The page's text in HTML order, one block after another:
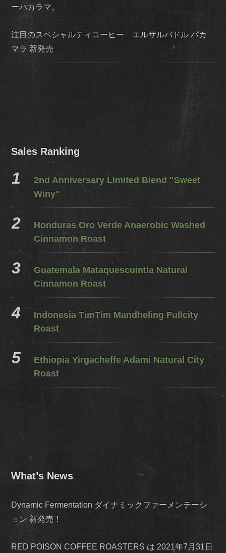
ーパカラマ。
注目のスペシャルティコーヒー エルサルバドル パカ
マラ 新発売
Sales Ranking
2nd Anniversary Limited Blend "Sweet
Winy"
Honduras Oro Verde Anaerobic Washed
Cinnamon Roast
Guatemala Mataquescuintla Natural
Cinnamon Roast
Indonesia TimTim Mandheling Fullcity
Roast
Ethiopia Yirgacheffe Adami Natural City
Roast
What’s News
Dynamic Fermentation ダイナミックファーメンテーシ
ョン 新発売！
RED POISON COFFEE ROASTERS は 2021年7月31日